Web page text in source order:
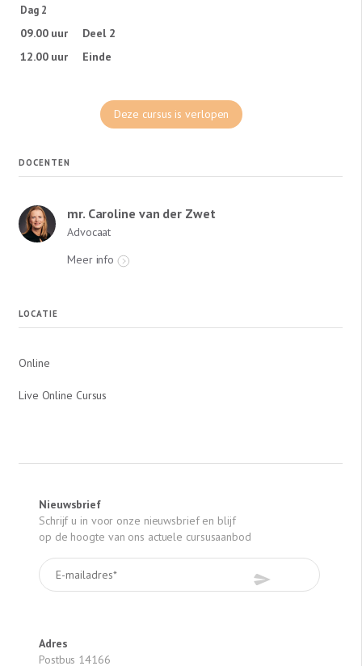
Dag 2
09.00 uur
Deel 2
12.00 uur
Einde
Deze cursus is verlopen
DOCENTEN
mr. Caroline van der Zwet
Advocaat
Meer info
LOCATIE
Online
Live Online Cursus
Nieuwsbrief
Schrijf u in voor onze nieuwsbrief en blijf
op de hoogte van ons actuele cursusaanbod
Adres
Postbus 14166